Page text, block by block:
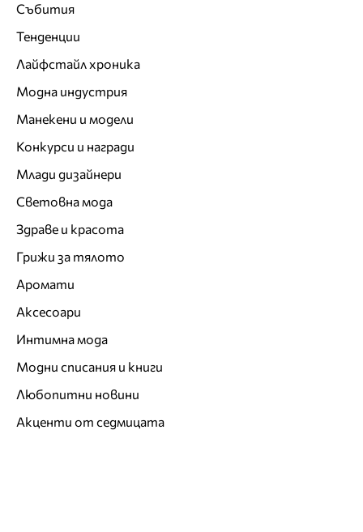
Събития
Тенденции
Лайфстайл хроника
Модна индустрия
Манекени и модели
Конкурси и награди
Млади дизайнери
Световна мода
Здраве и красота
Грижи за тялото
Аромати
Аксесоари
Интимна мода
Модни списания и книги
Любопитни новини
Акценти от седмицата